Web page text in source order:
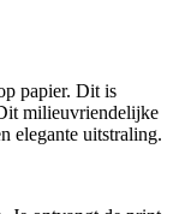
papier. Dit is
milieuvriendelijke
elegante uitstraling.